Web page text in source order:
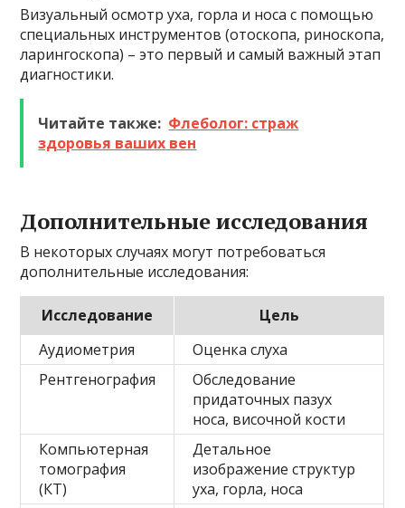
Визуальный осмотр уха, горла и носа с помощью
специальных инструментов (отоскопа, риноскопа,
ларингоскопа) – это первый и самый важный этап
диагностики.
Читайте также: Флеболог: страж
здоровья ваших вен
Дополнительные исследования
В некоторых случаях могут потребоваться
дополнительные исследования:
Исследование
Цель
Аудиометрия
Оценка слуха
Рентгенография
Обследование
придаточных пазух
носа, височной кости
Компьютерная
томография
(КТ)
Детальное
изображение структур
уха, горла, носа